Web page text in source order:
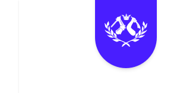
Ohita valikko